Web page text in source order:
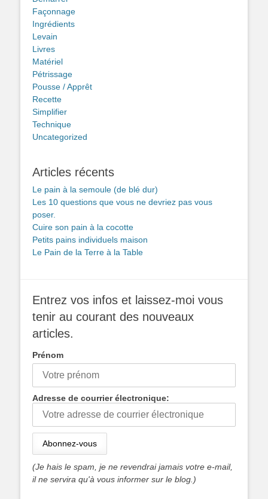
Façonnage
Ingrédients
Levain
Livres
Matériel
Pétrissage
Pousse / Apprêt
Recette
Simplifier
Technique
Uncategorized
Articles récents
Le pain à la semoule (de blé dur)
Les 10 questions que vous ne devriez pas vous
poser.
Cuire son pain à la cocotte
Petits pains individuels maison
Le Pain de la Terre à la Table
Entrez vos infos et laissez-moi vous
tenir au courant des nouveaux
articles.
Prénom
Adresse de courrier électronique:
(Je hais le spam, je ne revendrai jamais votre e-mail,
il ne servira qu'à vous informer sur le blog.)